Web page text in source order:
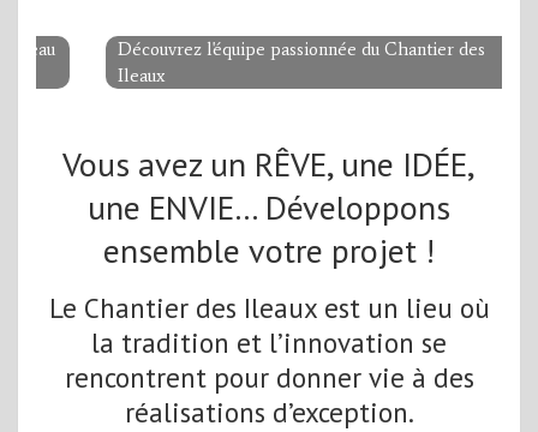
Découvrez l'équipe passionnée du Chantier des
Ileaux
Vous avez un RÊVE, une IDÉE,
une ENVIE… Développons
ensemble votre projet !
Le Chantier des Ileaux est un lieu où
la tradition et l’innovation se
rencontrent pour donner vie à des
réalisations d’exception.